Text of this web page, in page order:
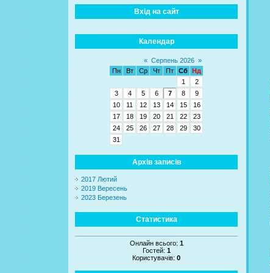
Вхід на сайт
Календар
« Серпень 2026 »
Пн
Вт Ср Чт Пт Сб Нд
1
2
3
4 5 6 7 8
9
10
11 12 13 14 15
16
17
18 19 20 21 22
23
24
25 26 27 28 29
30
31
Архів записів
2017 Лютий
2019 Вересень
2023 Березень
Статистика
Онлайн всього: 1
Гостей: 1
Користувачів: 0